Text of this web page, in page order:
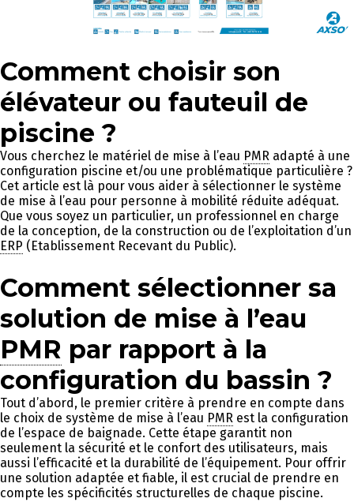
Comment choisir son
élévateur ou fauteuil de
piscine ?
Vous cherchez le matériel de mise à l’eau PMR adapté à une
configuration piscine et/ou une problématique particulière ?
Cet article est là pour vous aider à sélectionner le système
de mise à l’eau pour personne à mobilité réduite adéquat.
Que vous soyez un particulier, un professionnel en charge
de la conception, de la construction ou de l’exploitation d’un
ERP (Etablissement Recevant du Public).
Comment sélectionner sa
solution de mise à l’eau
PMR par rapport à la
configuration du bassin ?
Tout d’abord, le premier critère à prendre en compte dans
le choix de système de mise à l’eau PMR est la configuration
de l’espace de baignade. Cette étape garantit non
seulement la sécurité et le confort des utilisateurs, mais
aussi l’efficacité et la durabilité de l’équipement. Pour offrir
une solution adaptée et fiable, il est crucial de prendre en
compte les spécificités structurelles de chaque piscine.